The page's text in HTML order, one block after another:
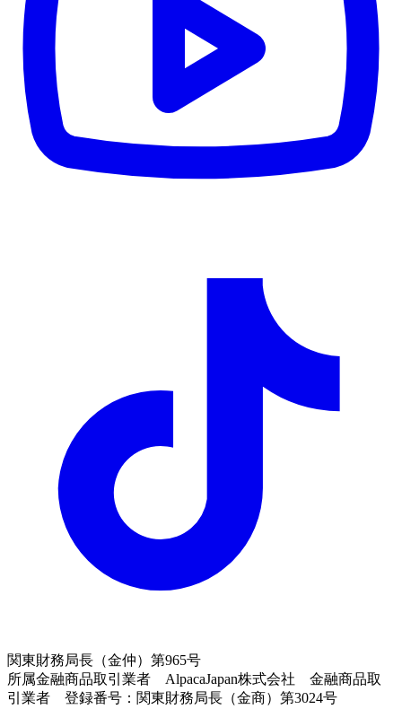
関東財務局長（金仲）第965号
所属金融商品取引業者 AlpacaJapan株式会社 金融商品取
引業者 登録番号：関東財務局長（金商）第3024号